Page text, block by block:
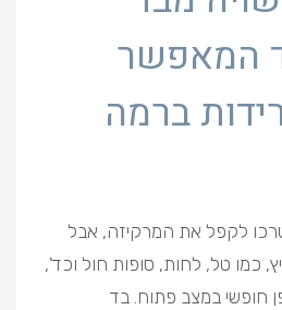
המאפשר
ברמה
לקפל את המרקיזה, אבל
כמו טל, לחות, סופות חול וכד',
חופשי במצב פתוח. בד